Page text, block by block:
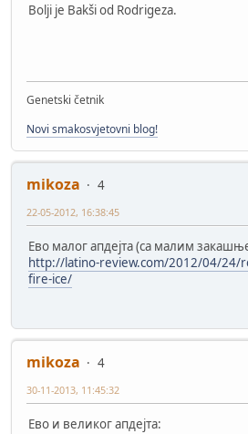
Bolji je Bakši od Rodrigeza.
Genetski četnik
Novi smakosvjetovni blog!
mikoza
4
22-05-2012, 16:38:45
Ево малог апдејта (са малим
http://latino-review.com/2012/04/24/
fire-ice/
mikoza
4
30-11-2013, 11:45:32
Ево и великог апдејта: